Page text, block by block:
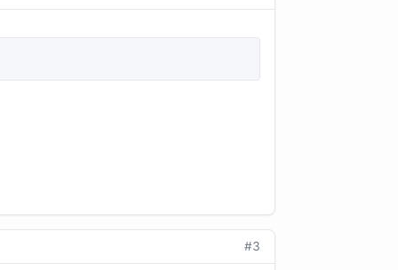
#3